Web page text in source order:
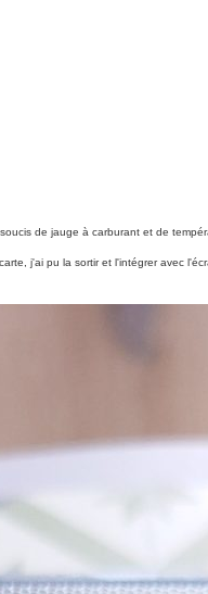
de jauge à carburant et de
j'ai pu la sortir et l'intégrer avec